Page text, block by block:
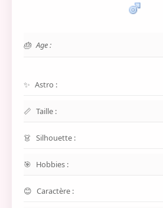
Age :
Astro :
Taille :
Silhouette :
Hobbies :
Caractère :